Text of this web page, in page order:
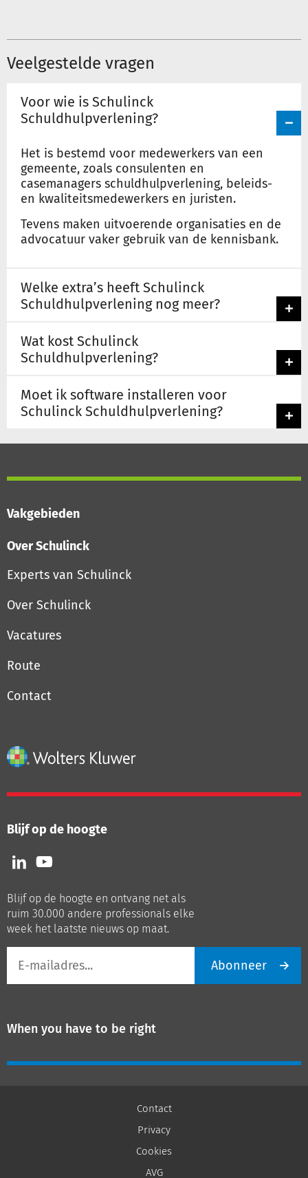
Veelgestelde vragen
Voor wie is Schulinck
Schuldhulpverlening?
Het is bestemd voor medewerkers van een
gemeente, zoals consulenten en
casemanagers schuldhulpverlening, beleids-
en kwaliteitsmedewerkers en juristen.
Tevens maken uitvoerende organisaties en de
advocatuur vaker gebruik van de kennisbank.
Welke extra’s heeft Schulinck
Schuldhulpverlening nog meer?
Wat kost Schulinck
Schuldhulpverlening?
Moet ik software installeren voor
Schulinck Schuldhulpverlening?
Vakgebieden
Over Schulinck
Experts van Schulinck
Over Schulinck
Vacatures
Route
Contact
Blijf op de hoogte
Volg
ons
LinkedIn
Volg
ons
Youtube
Blijf op de hoogte en ontvang net als
ruim 30.000 andere professionals elke
week het laatste nieuws op maat.
mailadres
Abonneer
When you have to be right
Contact
Privacy
Cookies
AVG